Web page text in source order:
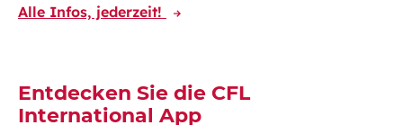
Alle Infos, jederzeit!
Entdecken Sie die CFL
International App